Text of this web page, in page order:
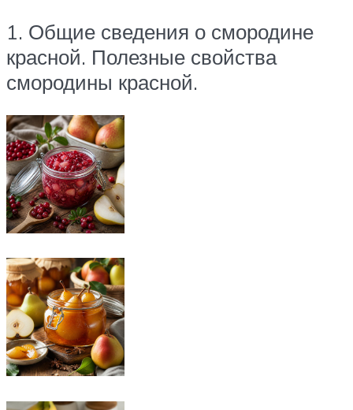
1. Общие сведения о смородине
красной. Полезные свойства
смородины красной.